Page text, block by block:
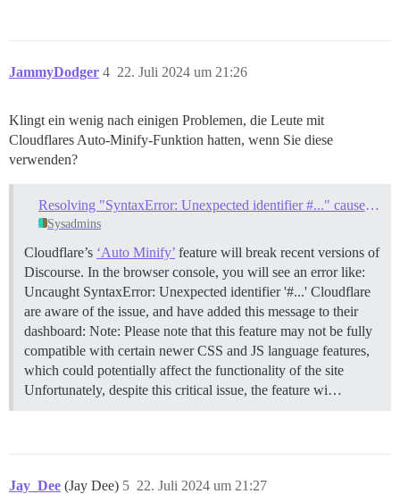
JammyDodger 22. Juli 2024 um 21:26
4
Klingt ein wenig nach einigen Problemen, die Leute mit
Cloudflares Auto-Minify-Funktion hatten, wenn Sie diese
verwenden?
Resolving "SyntaxError: Unexpected identifier #..." caused by Cloudflare Auto Minify
Sysadmins
Cloudflare’s ‘Auto Minify’ feature will break recent versions of
Discourse. In the browser console, you will see an error like:
Uncaught SyntaxError: Unexpected identifier '#...' Cloudflare
are aware of the issue, and have added this message to their
dashboard: Note: Please note that this feature may not be fully
compatible with certain newer CSS and JS language features,
which could potentially affect the functionality of the site
Unfortunately, despite this critical issue, the feature wi…
Jay_Dee (Jay Dee) 22. Juli 2024 um 21:27
5